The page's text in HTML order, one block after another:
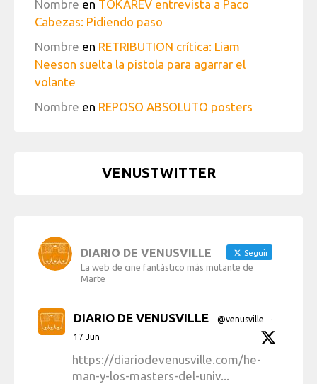
Nombre en TOKAREV entrevista a Paco
Cabezas: Pidiendo paso
Nombre en RETRIBUTION crítica: Liam
Neeson suelta la pistola para agarrar el
volante
Nombre en REPOSO ABSOLUTO posters
VENUSTWITTER
DIARIO DE VENUSVILLE Seguir
La web de cine fantástico más mutante de
Marte
DIARIO DE VENUSVILLE @venusville
·
17 Jun
https://diariodevenusville.com/he-
man-y-los-masters-del-univ...